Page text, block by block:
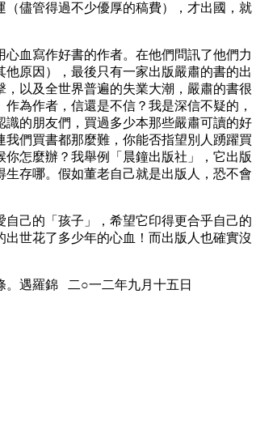
儘管得過不少優厚的稿費），才出國，就
血寫作好書的作者。在他們問訊了他們力
原因），最後只有一家出版嚴肅的書的出
以及全世界普遍的失業大潮，嚴肅的書很
為作者，信還是不信？我是深信不疑的，
的朋友們，買過多少本那些嚴肅可讀的好
們買書都那麼難，你能否指望別人踴躍買
怎麼辦？我舉例「晨鐘出版社」，它出版
存哪。假如董老自己就是出版人，恐不會
己的「孩子」，希望它印得更合乎自己的
世花了多少年的心血！而出版人也確實沒
。遇羅錦 二○一二年九月十五日